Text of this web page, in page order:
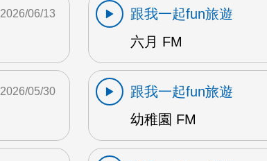
2026/06/13
跟我一起fun旅遊
六月 FM
2026/05/30
跟我一起fun旅遊
幼稚園 FM